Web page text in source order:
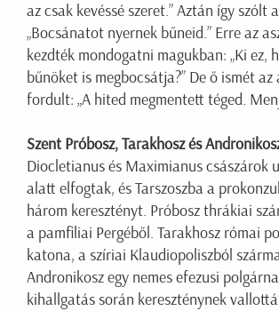
az csak kevéssé szeret.” Aztán így szólt
„Bocsánatot nyernek bűneid.” Erre az
kezdték mondogatni magukban: „Ki ez,
bűnöket is megbocsátja?” De ő ismét az
fordult: „A hited megmentett téged.
Szent Próbosz, Tarakhosz és
Diocletianus és Maximianus császárok
alatt elfogtak, és Tarszoszba a
három keresztényt. Próbosz thrákiai
a pamfiliai Pergéből. Tarakhosz római
katona, a szíriai Klaudiopoliszból
Andronikosz egy nemes efezusi
kihallgatás során kereszténynek